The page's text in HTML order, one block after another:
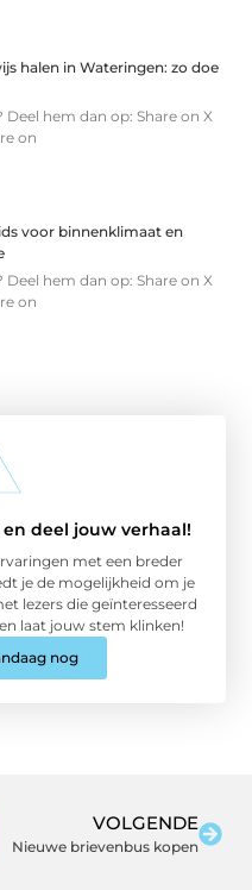
halen in Wateringen: zo doe
Deel hem dan op: Share on X
on
voor binnenklimaat en
Deel hem dan op: Share on X
on
deel jouw verhaal!
met een breder
je de mogelijkheid om je
lezers die geïnteresseerd
laat jouw stem klinken!
nog
VOLGENDE
Nieuwe brievenbus kopen